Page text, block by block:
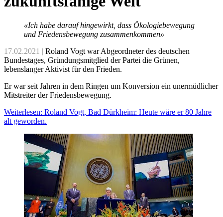
«Ich habe darauf hingewirkt, dass Ökologiebewegung
und Friedensbewegung zusammenkommen»
17.02.2021 | Roland Vogt war Abgeordneter des deutschen
Bundestages, Gründungsmitglied der Partei die Grünen,
lebenslanger Aktivist für den Frieden.
Er war seit Jahren in dem Ringen um Konversion ein unermüdlicher
Mitstreiter der Friedensbewegung.
Weiterlesen: Roland Vogt, Bad Dürkheim: Heute wäre er 80 Jahre
alt geworden.